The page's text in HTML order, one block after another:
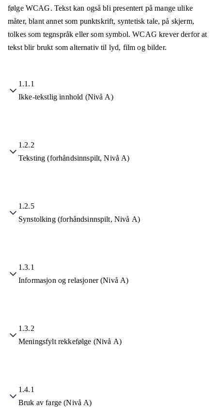
følge WCAG. Tekst kan også bli presentert på mange ulike
måter, blant annet som punktskrift, syntetisk tale, på skjerm,
tolkes som tegnspråk eller som symbol. WCAG krever derfor at
tekst blir brukt som alternativ til lyd, film og bilder.
1.1.1
Ikke-tekstlig innhold (Nivå A)
1.2.2
Teksting (forhåndsinnspilt, Nivå A)
1.2.5
Synstolking (forhåndsinnspilt, Nivå A)
1.3.1
Informasjon og relasjoner (Nivå A)
1.3.2
Meningsfylt rekkefølge (Nivå A)
1.4.1
Bruk av farge (Nivå A)